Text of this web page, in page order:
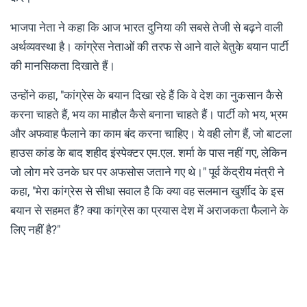
भाजपा नेता ने कहा कि आज भारत दुनिया की सबसे तेजी से बढ़ने वाली
अर्थव्यवस्था है। कांग्रेस नेताओं की तरफ से आने वाले बेतुके बयान पार्टी
की मानसिकता दिखाते हैं।
उन्होंने कहा, "कांग्रेस के बयान दिखा रहे हैं कि वे देश का नुकसान कैसे
करना चाहते हैं, भय का माहौल कैसे बनाना चाहते हैं। पार्टी को भय, भ्रम
और अफवाह फैलाने का काम बंद करना चाहिए। ये वही लोग हैं, जो बाटला
हाउस कांड के बाद शहीद इंस्पेक्टर एम.एल. शर्मा के पास नहीं गए, लेकिन
जो लोग मरे उनके घर पर अफसोस जताने गए थे।" पूर्व केंद्रीय मंत्री ने
कहा, "मेरा कांग्रेस से सीधा सवाल है कि क्या वह सलमान खुर्शीद के इस
बयान से सहमत हैं? क्या कांग्रेस का प्रयास देश में अराजकता फैलाने के
लिए नहीं है?"